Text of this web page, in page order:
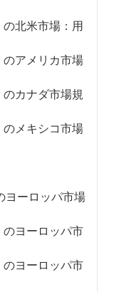
北米市場：用
のアメリカ市場
カナダ市場規
のメキシコ市場
ヨーロッパ市場
のヨーロッパ市
のヨーロッパ市